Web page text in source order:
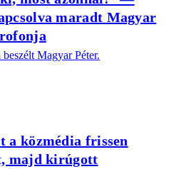
maradt Magyar
Magyar Péter.
a közmédia frissen
majd kirúgott